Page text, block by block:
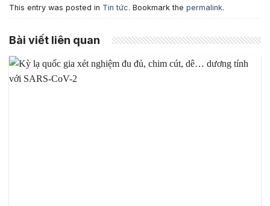
This entry was posted in Tin tức. Bookmark the permalink.
Bài viết liên quan